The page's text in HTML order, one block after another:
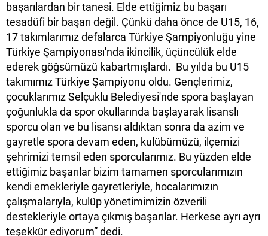
başarılardan bir tanesi. Elde ettiğimiz bu başarı
tesadüfi bir başarı değil. Çünkü daha önce de U15, 16,
17 takımlarımız defalarca Türkiye Şampiyonluğu yine
Türkiye Şampiyonası'nda ikincilik, üçüncülük elde
ederek göğsümüzü kabartmışlardı. Bu yılda bu U15
takımımız Türkiye Şampiyonu oldu. Gençlerimiz,
çocuklarımız Selçuklu Belediyesi'nde spora başlayan
çoğunlukla da spor okullarında başlayarak lisanslı
sporcu olan ve bu lisansı aldıktan sonra da azim ve
gayretle spora devam eden, kulübümüzü, ilçemizi
şehrimizi temsil eden sporcularımız. Bu yüzden elde
ettiğimiz başarılar bizim tamamen sporcularımızın
kendi emekleriyle gayretleriyle, hocalarımızın
çalışmalarıyla, kulüp yönetimimizin özverili
destekleriyle ortaya çıkmış başarılar. Herkese ayrı ayrı
teşekkür ediyorum” dedi.